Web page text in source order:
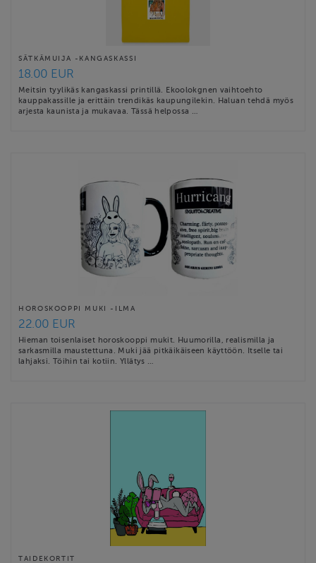
SÄTKÄMUIJA -KANGASKASSI
18.00 EUR
Meitsin tyylikäs kangaskassi printillä. Ekoolokgnen vaihtoehto
kauppakassille ja erittäin trendikäs kaupungilekin. Haluan tehdä myös
arjesta kaunista ja mukavaa. Tässä helpossa …
HOROSKOOPPI MUKI -ILMA
22.00 EUR
Hieman toisenlaiset horoskooppi mukit. Huumorilla, realismilla ja
sarkasmilla maustettuna. Muki jää pitkäikäiseen käyttöön. Itselle tai
lahjaksi. Töihin tai kotiin. Yllätys …
TAIDEKORTIT